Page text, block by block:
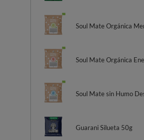
Soul Mate Orgánica
Soul Mate Orgánica
Soul Mate sin Humo
Guarani Silueta 50g